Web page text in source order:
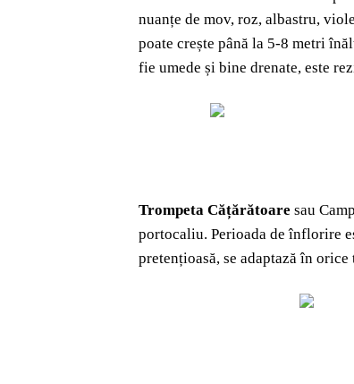
nuanțe de mov, roz, albastru,
poate crește până la 5-8 metri
fie umede și bine drenate, este
Trompeta Cățărătoare sau
portocaliu. Perioada de înflorire
pretențioasă, se adaptază în